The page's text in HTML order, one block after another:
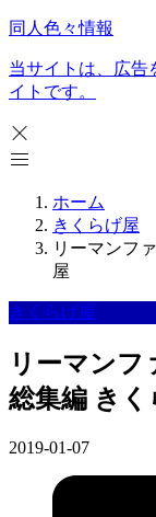
同人色々情報
当サイトは、広告
イトです。
ホーム
きくらげ屋
リーマンフ
屋
きくらげ屋
リーマンフ
総集編 きく
2019-01-07